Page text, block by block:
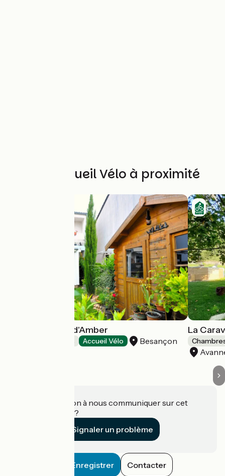
Autres Accueil Vélo à proximité
Le Petit Chalet d'Amber
Accueil Vélo Besançon
La
Une information à nous communiquer sur cet
établissement ?
Signaler un problème
Enregistrer Contacter